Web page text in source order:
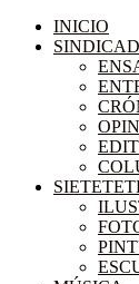
INICIO